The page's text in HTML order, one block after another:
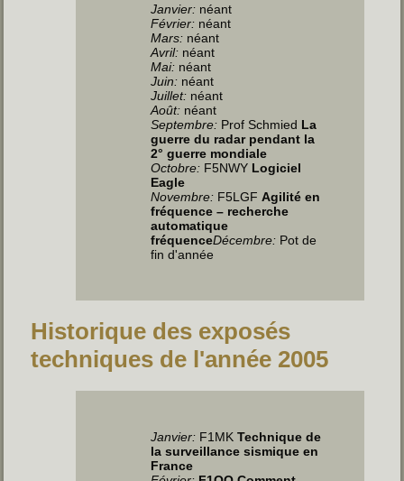
Janvier: néant
Février: néant
Mars: néant
Avril: néant
Mai: néant
Juin: néant
Juillet: néant
Août: néant
Septembre: Prof Schmied La
guerre du radar pendant la
2° guerre mondiale
Octobre: F5NWY Logiciel
Eagle
Novembre: F5LGFAgilité en
fréquence – recherche
automatique
fréquenceDécembre: Pot de
fin d'année
Historique des exposés
techniques de l'année 2005
Janvier: F1MKTechnique de
la surveillance sismique en
France